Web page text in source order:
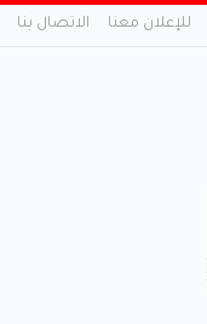
للإعلان معنا الاتصال بنا